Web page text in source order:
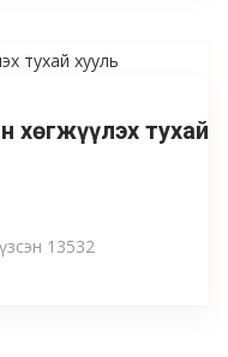
хөгжүүлэх тухай
үзсэн 13532